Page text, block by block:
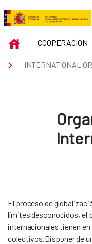
Skip to Main Content
INICIOCOOPERACIÓN
INTERNATIONAL
El proceso de
límites desconocidos, el
internacionales tienen
colectivos.Disponer de